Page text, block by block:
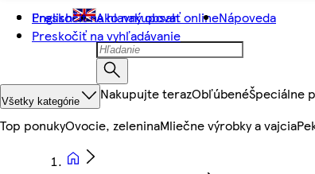
Preskočiť na hlavný obsah
Preskočiť na vyhľadávanie
English Ako nakupovať onlineNápoveda
Všetky kategórie Nakupujte terazObľúbenéŠpeciálne
Top ponukyOvocie, zeleninaMliečne výrobky a vajcia